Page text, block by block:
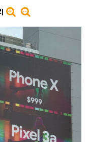
|